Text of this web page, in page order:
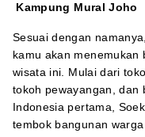
Kampung Mural Joho
Sesuai dengan
kamu akan menemukan
wisata ini. Mulai dari
tokoh pewayangan, dan
Indonesia pertama,
tembok bangunan